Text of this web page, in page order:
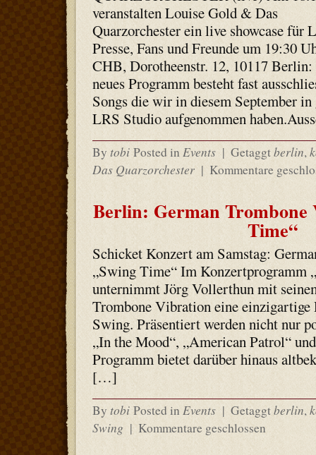
veranstalten Louise Gold & Das
Quarzorchester ein live showcase für
Presse, Fans und Freunde um 19:30
CHB, Dorotheenstr. 12, 10117 Berlin:
neues Programm besteht fast
Songs die wir in diesem September
LRS Studio aufgenommen
By tobi Posted in Events | Getaggtberlin,
Das Quarzorchester | Kommentare
Berlin: German
Time“
Schicket Konzert am Samstag:
„Swing Time“ Im Konzertprogramm
unternimmt Jörg Vollerthun mit
Trombone Vibration eine einzigartige
Swing. Präsentiert werden nicht nur
„In the Mood“, „American Patrol“
Programm bietet darüber hinaus
[…]
By tobi Posted in Events | Getaggtberlin,
Swing | Kommentare geschlossen